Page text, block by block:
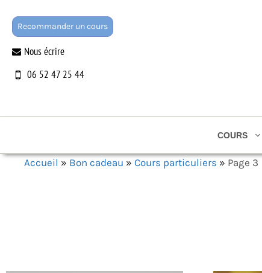
Recommander un cours
Nous écrire
06 52 47 25 44
COURS
Accueil » Bon cadeau » Cours particuliers » Page 3